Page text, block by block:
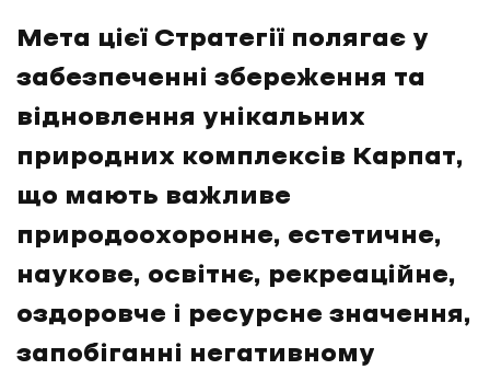
Мета цієї Стратегії полягає у
забезпеченні збереження та
відновлення унікальних
природних комплексів Карпат,
що мають важливе
природоохоронне, естетичне,
наукове, освітнє, рекреаційне,
оздоровче і ресурсне значення,
запобіганні негативному